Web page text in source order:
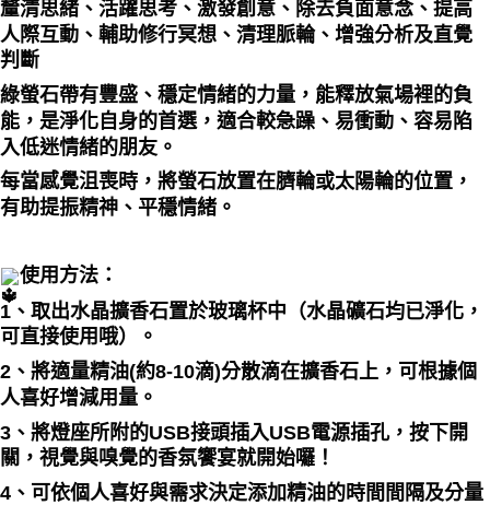
釐清思緒、活躍思考、激發創意、除去負面意念、提高
人際互動、輔助修行冥想、清理脈輪、增強分析及直覺
判斷
綠螢石帶有豐盛、穩定情緒的力量，能釋放氣場裡的負
能，是淨化自身的首選，適合較急躁、易衝動、容易陷
入低迷情緒的朋友。
每當感覺沮喪時，將螢石放置在臍輪或太陽輪的位置，
有助提振精神、平穩情緒。
使用方法：
1、取出水晶擴香石置於玻璃杯中（水晶礦石均已淨化，
可直接使用哦）。
2、將適量精油(約8-10滴)分散滴在擴香石上，可根據個
人喜好增減用量。
3、將燈座所附的USB接頭插入USB電源插孔，按下開
關，視覺與嗅覺的香氛饗宴就開始囉！
4、可依個人喜好與需求決定添加精油的時間間隔及分量